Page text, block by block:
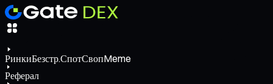
РинкиБезстр.СпотСвопMeme
Реферал